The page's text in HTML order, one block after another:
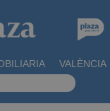
VALÈNCIA